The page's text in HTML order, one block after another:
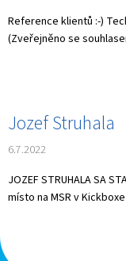
Reference klientů :-)
(Zveřejněno se
Jozef Struhala
6.7.2022
JOZEF STRUHALA SA
místo na MSR v